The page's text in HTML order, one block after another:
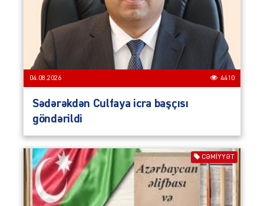
04.08.2026 4410
Sədərəkdən Culfaya icra başçısı
göndərildi
CƏMIYYƏT